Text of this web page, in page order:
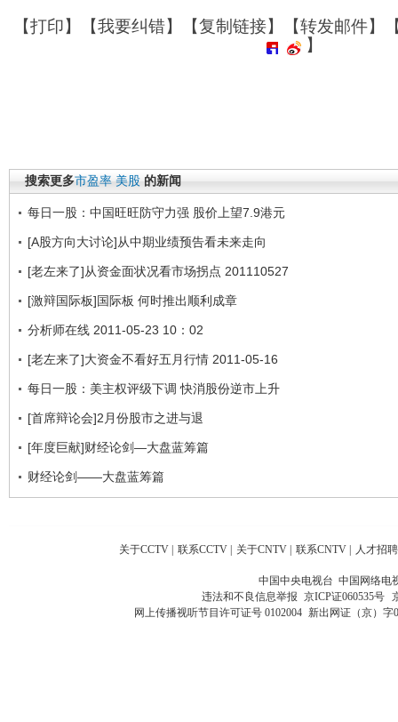
【打印】【我要纠错】【复制链接】【转发邮件】
】
搜索更多市盈率 美股 的新闻
每日一股：中国旺旺防守力强 股价上望7.9港元
[A股方向大讨论]从中期业绩预告看未来走向
[老左来了]从资金面状况看市场拐点 201110527
[激辩国际板]国际板 何时推出顺利成章
分析师在线 2011-05-23 10：02
[老左来了]大资金不看好五月行情 2011-05-16
每日一股：美主权评级下调 快消股份逆市上升
[首席辩论会]2月份股市之进与退
[年度巨献]财经论剑—大盘蓝筹篇
财经论剑——大盘蓝筹篇
关于CCTV | 联系CCTV | 关于CNTV | 联系CNTV | 人才招聘
中国中央电视台 中国网络电
违法和不良信息举报 京ICP证060535号
网上传播视听节目许可证号 0102004 新出网证（京）